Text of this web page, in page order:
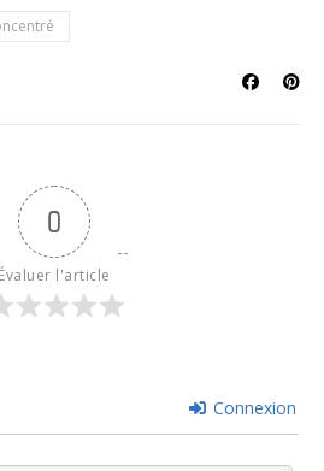
0
Évaluer l'article
Connexion